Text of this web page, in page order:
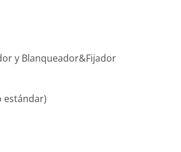
y Blanqueador&Fijador
estándar)